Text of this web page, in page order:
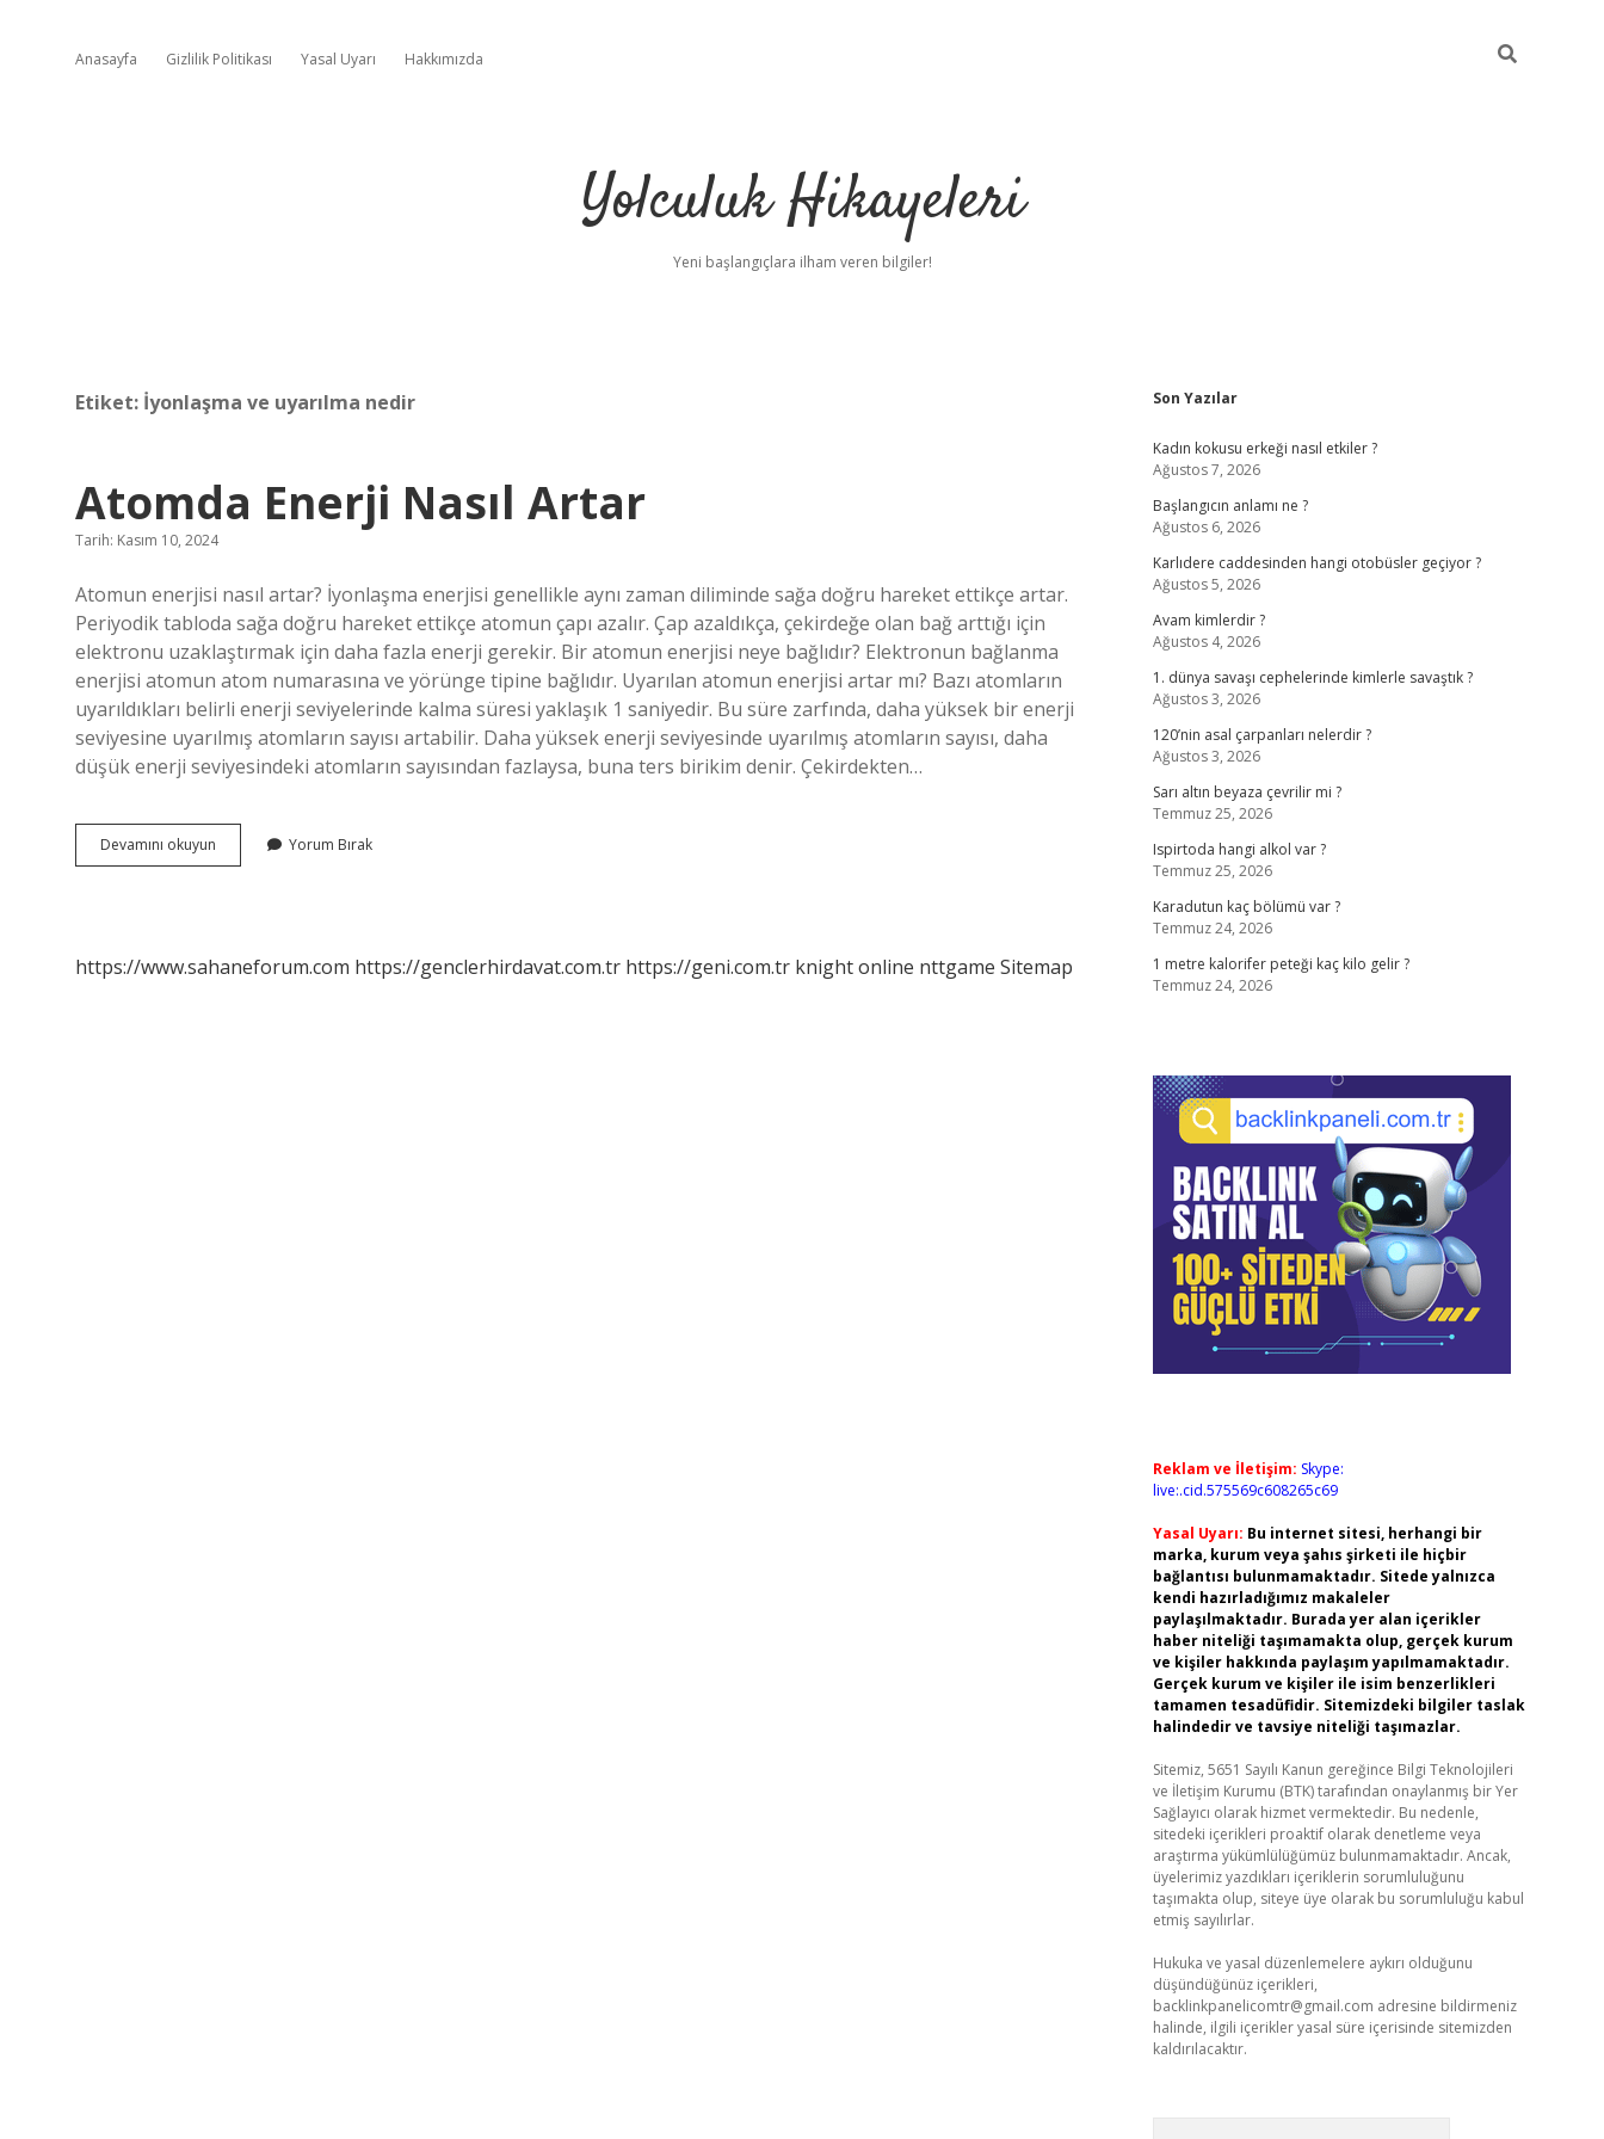
Anasayfa Gizlilik Politikası Yasal Uyarı Hakkımızda
Yolculuk Hikayeleri
Yeni başlangıçlara ilham veren bilgiler!
Etiket: İyonlaşma ve uyarılma nedir
Atomda Enerji Nasıl Artar
Tarih: Kasım 10, 2024
Atomun enerjisi nasıl artar? İyonlaşma enerjisi genellikle aynı zaman diliminde sağa doğru hareket ettikçe artar.
Periyodik tabloda sağa doğru hareket ettikçe atomun çapı azalır. Çap azaldıkça, çekirdeğe olan bağ arttığı için
elektronu uzaklaştırmak için daha fazla enerji gerekir. Bir atomun enerjisi neye bağlıdır? Elektronun bağlanma
enerjisi atomun atom numarasına ve yörünge tipine bağlıdır. Uyarılan atomun enerjisi artar mı? Bazı atomların
uyarıldıkları belirli enerji seviyelerinde kalma süresi yaklaşık 1 saniyedir. Bu süre zarfında, daha yüksek bir enerji
seviyesine uyarılmış atomların sayısı artabilir. Daha yüksek enerji seviyesinde uyarılmış atomların sayısı, daha
düşük enerji seviyesindeki atomların sayısından fazlaysa, buna ters birikim denir. Çekirdekten…
Devamını okuyun Atomda
Enerji
Yorum Bırak
https://www.sahaneforum.com https://genclerhirdavat.com.tr https://geni.com.tr knight online nttgame Sitemap
Sidebar
Son Yazılar
Kadın kokusu erkeği nasıl etkiler ?
Ağustos 7, 2026
Başlangıcın anlamı ne ?
Ağustos 6, 2026
Karlıdere caddesinden hangi otobüsler geçiyor ?
Ağustos 5, 2026
Avam kimlerdir ?
Ağustos 4, 2026
1. dünya savaşı cephelerinde kimlerle savaştık ?
Ağustos 3, 2026
120’nin asal çarpanları nelerdir ?
Ağustos 3, 2026
Sarı altın beyaza çevrilir mi ?
Temmuz 25, 2026
Ispirtoda hangi alkol var ?
Temmuz 25, 2026
Karadutun kaç bölümü var ?
Temmuz 24, 2026
1 metre kalorifer peteği kaç kilo gelir ?
Temmuz 24, 2026
Reklam ve İletişim: Skype:
live:.cid.575569c608265c69
Yasal Uyarı: Bu internet sitesi, herhangi bir
marka, kurum veya şahıs şirketi ile hiçbir
bağlantısı bulunmamaktadır. Sitede yalnızca
kendi hazırladığımız makaleler
paylaşılmaktadır. Burada yer alan içerikler
haber niteliği taşımamakta olup, gerçek kurum
ve kişiler hakkında paylaşım yapılmamaktadır.
Gerçek kurum ve kişiler ile isim benzerlikleri
tamamen tesadüfidir. Sitemizdeki bilgiler taslak
halindedir ve tavsiye niteliği taşımazlar.
Sitemiz, 5651 Sayılı Kanun gereğince Bilgi Teknolojileri
ve İletişim Kurumu (BTK) tarafından onaylanmış bir Yer
Sağlayıcı olarak hizmet vermektedir. Bu nedenle,
sitedeki içerikleri proaktif olarak denetleme veya
araştırma yükümlülüğümüz bulunmamaktadır. Ancak,
üyelerimiz yazdıkları içeriklerin sorumluluğunu
taşımakta olup, siteye üye olarak bu sorumluluğu kabul
etmiş sayılırlar.
Hukuka ve yasal düzenlemelere aykırı olduğunu
düşündüğünüz içerikleri,
backlinkpanelicomtr@gmail.com adresine bildirmeniz
halinde, ilgili içerikler yasal süre içerisinde sitemizden
kaldırılacaktır.
betexper giriş